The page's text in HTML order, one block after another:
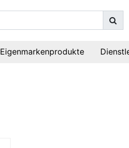
Eigenmarkenprodukte